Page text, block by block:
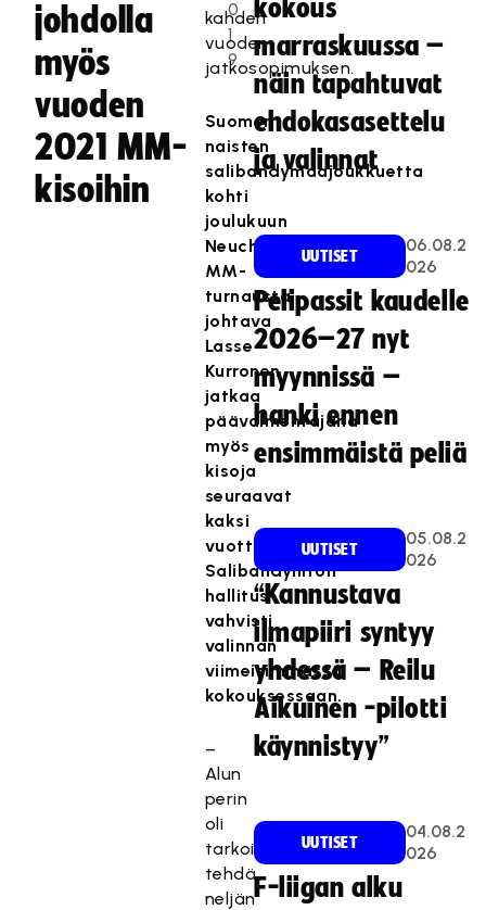
johdolla
myös
vuoden
2021 MM-
kisoihin
0
1
9
kahden
vuoden
jatkosopimuksen.
Suomen
naisten
salibandymaajoukkuetta
kohti
joulukuun
Neuchatelin
MM-
turnausta
johtava
Lasse
Kurronen
jatkaa
päävalmentajana
myös
kisoja
seuraavat
kaksi
vuotta.
Salibandyliiton
hallitus
vahvisti
valinnan
viimeisimmässä
kokouksessaan.
–
Alun
perin
oli
tarkoitus
tehdä
neljän
kokous
marraskuussa –
näin tapahtuvat
ehdokasasettelu
ja valinnat
UUTISET
06.08.2
026
Pelipassit kaudelle
2026–27 nyt
myynnissä –
hanki ennen
ensimmäistä peliä
UUTISET
05.08.2
026
“Kannustava
ilmapiiri syntyy
yhdessä – Reilu
Aikuinen -pilotti
käynnistyy”
UUTISET
04.08.2
026
F-liigan alku